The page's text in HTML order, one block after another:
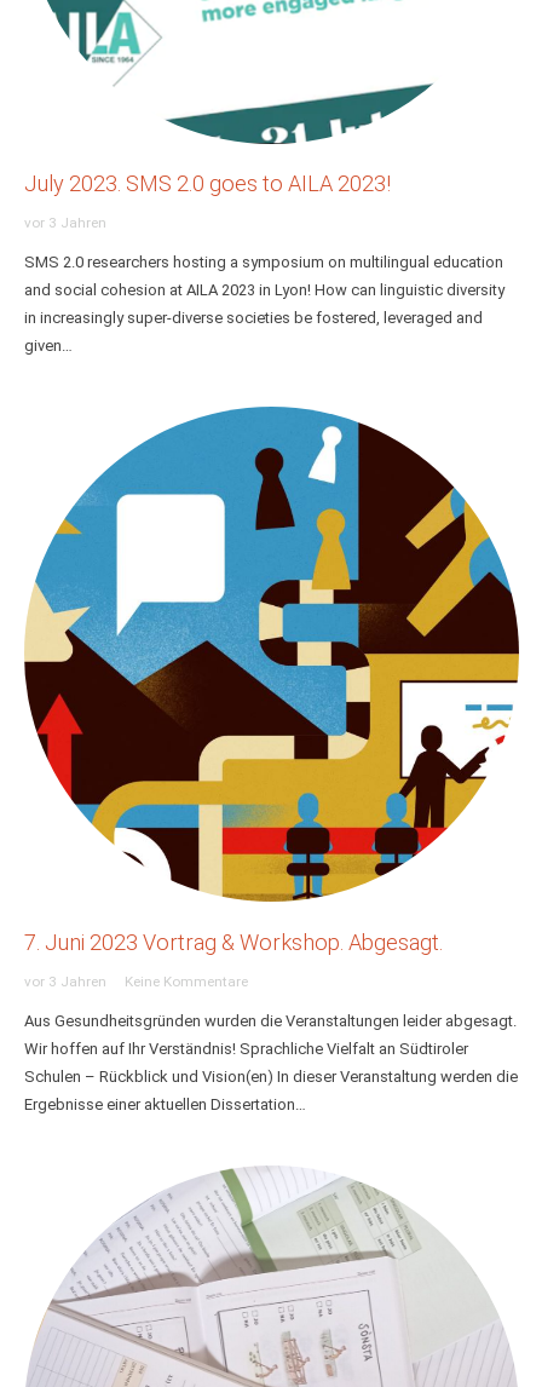
July 2023. SMS 2.0 goes to AILA 2023!
vor 3 Jahren
SMS 2.0 researchers hosting a symposium on multilingual education
and social cohesion at AILA 2023 in Lyon! How can linguistic diversity
in increasingly super-diverse societies be fostered, leveraged and
given…
7. Juni 2023 Vortrag & Workshop. Abgesagt.
vor 3 Jahren Keine Kommentare
Aus Gesundheitsgründen wurden die Veranstaltungen leider abgesagt.
Wir hoffen auf Ihr Verständnis! Sprachliche Vielfalt an Südtiroler
Schulen – Rückblick und Vision(en) In dieser Veranstaltung werden die
Ergebnisse einer aktuellen Dissertation…